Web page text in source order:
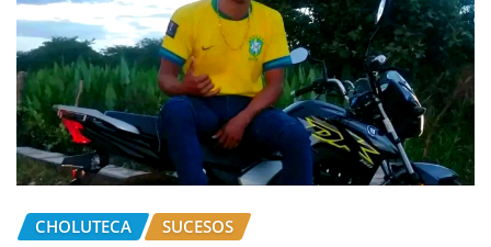
CHOLUTECA SUCESOS